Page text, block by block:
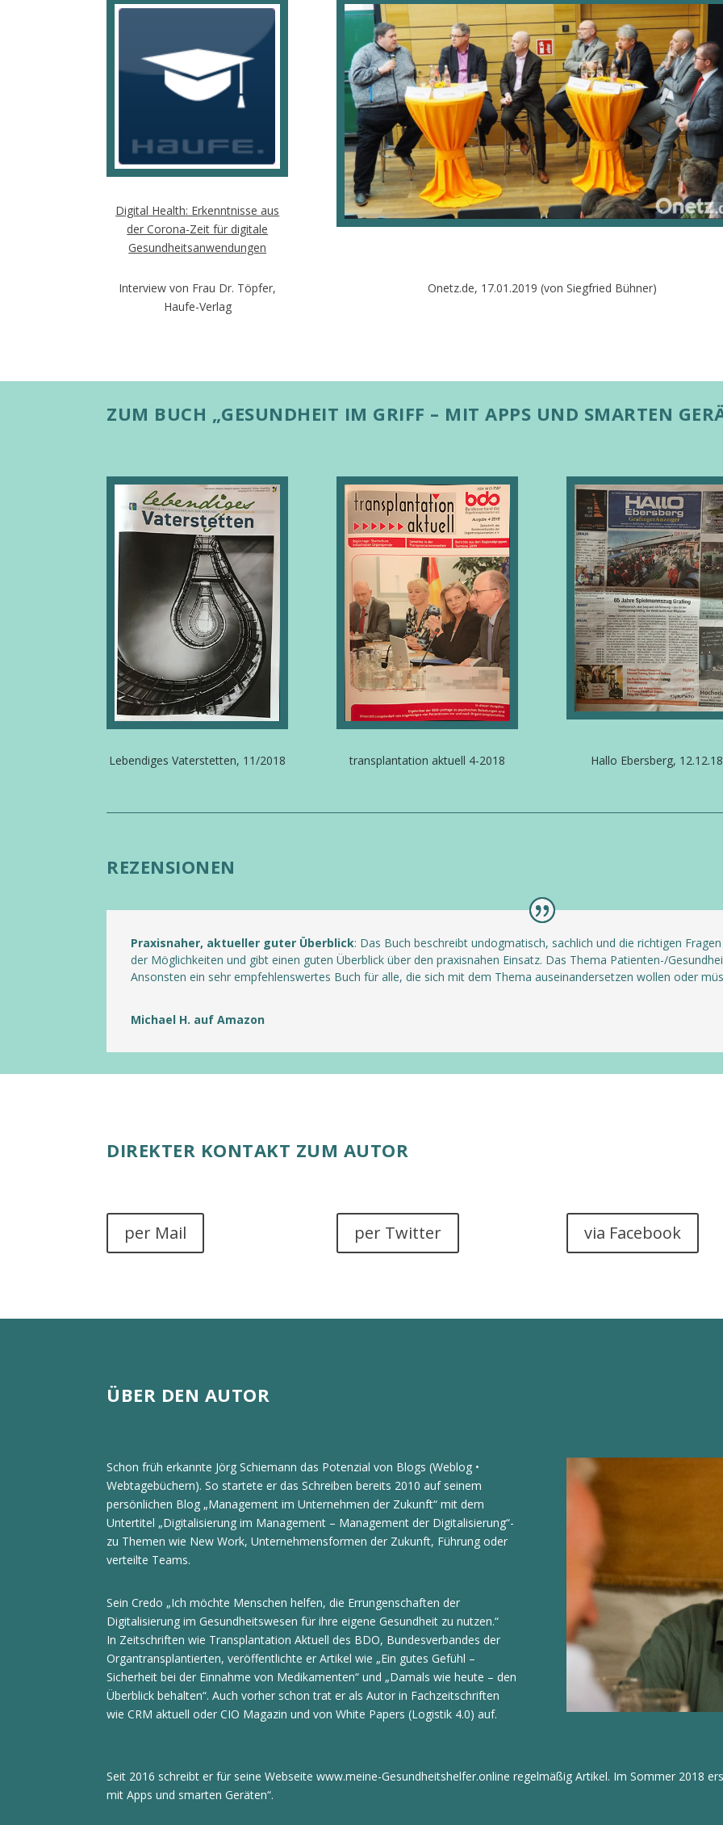
Digital Health: Erkenntnisse aus
der Corona-Zeit für digitale
Gesundheitsanwendungen
Interview von Frau Dr. Töpfer,
Haufe-Verlag
Onetz.de, 17.01.2019 (von Siegfried Bühner)
ZUM BUCH „GESUNDHEIT IM GRIFF – MIT APPS UND SMARTEN
Lebendiges Vaterstetten, 11/2018 transplantation aktuell 4-2018 Hallo Ebersberg, 12.12.18
REZENSIONEN
Praxisnaher, aktueller guter Überblick: Das Buch beschreibt undogmatisch, sachlich und die richtigen
der Möglichkeiten und gibt einen guten Überblick über den praxisnahen Einsatz. Das Thema Patienten-/
Ansonsten ein sehr empfehlenswertes Buch für alle, die sich mit dem Thema auseinandersetzen wollen oder
Michael H. auf Amazon
DIREKTER KONTAKT ZUM AUTOR
per Mail per Twitter via Facebook
ÜBER DEN AUTOR
Schon früh erkannte Jörg Schiemann das Potenzial von Blogs (Weblog •
Webtagebüchern). So startete er das Schreiben bereits 2010 auf seinem
persönlichen Blog „Management im Unternehmen der Zukunft“ mit dem
Untertitel „Digitalisierung im Management – Management der Digitalisierung“-
zu Themen wie New Work, Unternehmensformen der Zukunft, Führung oder
verteilte Teams.
Sein Credo „Ich möchte Menschen helfen, die Errungenschaften der
Digitalisierung im Gesundheitswesen für ihre eigene Gesundheit zu nutzen.“
In Zeitschriften wie Transplantation Aktuell des BDO, Bundesverbandes der
Organtransplantierten, veröffentlichte er Artikel wie „Ein gutes Gefühl –
Sicherheit bei der Einnahme von Medikamenten“ und „Damals wie heute – den
Überblick behalten“. Auch vorher schon trat er als Autor in Fachzeitschriften
wie CRM aktuell oder CIO Magazin und von White Papers (Logistik 4.0) auf.
Seit 2016 schreibt er für seine Webseite www.meine-Gesundheitshelfer.online regelmäßig Artikel. Im Sommer 2018
mit Apps und smarten Geräten“.